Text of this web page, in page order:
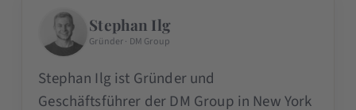
Stephan Ilg
Gründer · DM Group
Stephan Ilg ist Gründer und
Geschäftsführer der DM Group in New York